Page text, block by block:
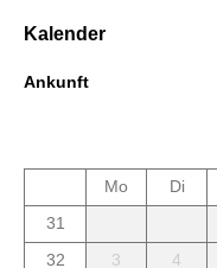
Kalender
Ankunft
Mo
Di
31
32
3 4